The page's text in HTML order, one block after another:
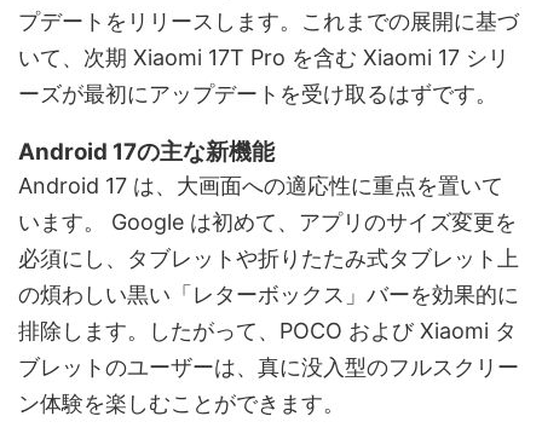
プデートをリリースします。これまでの展開に基づ
いて、次期 Xiaomi 17T Pro を含む Xiaomi 17 シリ
ーズが最初にアップデートを受け取るはずです。
Android 17の主な新機能
Android 17 は、大画面への適応性に重点を置いて
います。 Google は初めて、アプリのサイズ変更を
必須にし、タブレットや折りたたみ式タブレット上
の煩わしい黒い「レターボックス」バーを効果的に
排除します。したがって、POCO および Xiaomi タ
ブレットのユーザーは、真に没入型のフルスクリー
ン体験を楽しむことができます。